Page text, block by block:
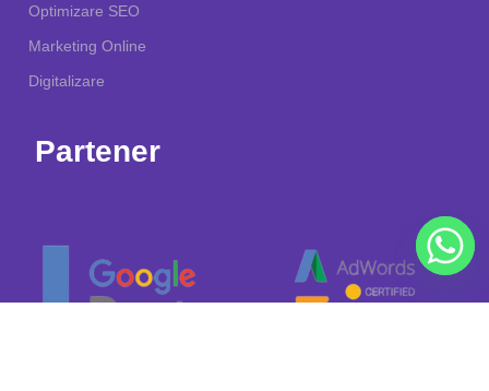
Optimizare SEO
Marketing Online
Digitalizare
Partener